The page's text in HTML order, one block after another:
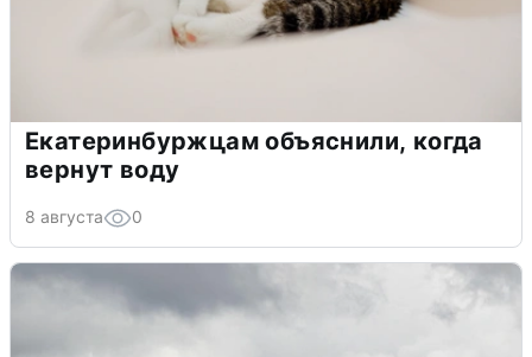
Екатеринбуржцам объяснили, когда
вернут воду
8 августа 0